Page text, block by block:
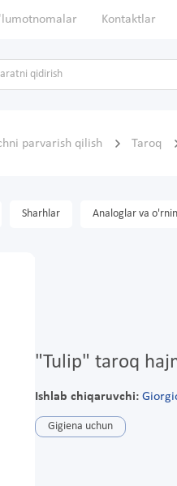
Kontaktlar
parvarish qilish Taroq
Sharhlar Analoglar va
"Tulip" taroq
Ishlab chiqaruvchi:
Gigiena uchun